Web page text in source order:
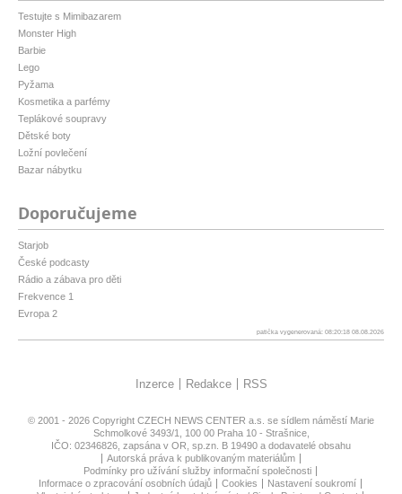
Testujte s Mimibazarem
Monster High
Barbie
Lego
Pyžama
Kosmetika a parfémy
Teplákové soupravy
Dětské boty
Ložní povlečení
Bazar nábytku
Doporučujeme
Starjob
České podcasty
Rádio a zábava pro děti
Frekvence 1
Evropa 2
patička vygenerovaná: 08:20:18 08.08.2026
Inzerce Redakce RSS
© 2001 - 2026 Copyright CZECH NEWS CENTER a.s. se sídlem náměstí Marie
Schmolkové 3493/1, 100 00 Praha 10 - Strašnice,
IČO: 02346826, zapsána v OR, sp.zn. B 19490 a dodavatelé obsahu
Autorská práva k publikovaným materiálům
Podmínky pro užívání služby informační společnosti
Informace o zpracování osobních údajů
Cookies
Nastavení soukromí